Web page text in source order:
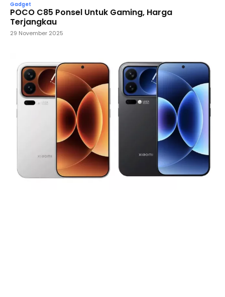
Gadget
POCO C85 Ponsel Untuk Gaming, Harga
Terjangkau
29 November 2025